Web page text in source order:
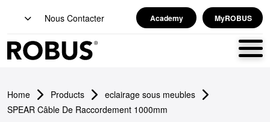
Nous Contacter Academy MyROBUS
Home Products
eclairage sous meubles
SPEAR Câble De Raccordement 1000mm